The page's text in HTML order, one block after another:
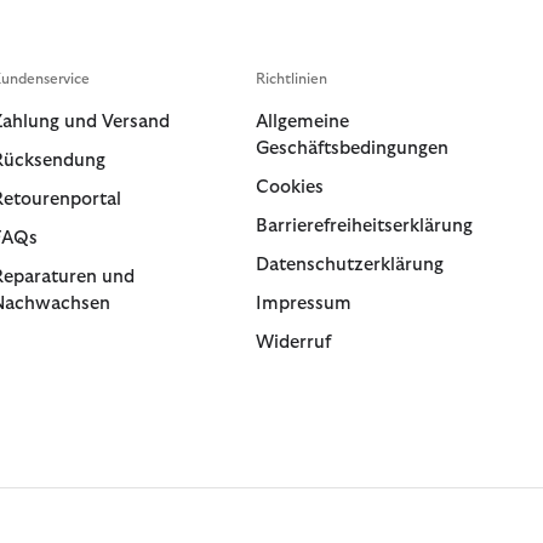
und Versand
und
Richtlinien
Allgemeine
Geschäftsbedingungen
Cookies
Barrierefreiheitserklärung
Datenschutzerklärung
Impressum
Widerruf